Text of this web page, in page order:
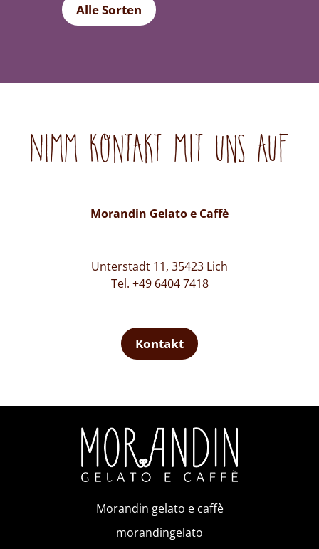
Alle Sorten
Nimm Kontakt mit uns auf
Morandin Gelato e Caffè
Unterstadt 11, 35423 Lich
Tel. +49 6404 7418
Kontakt
Morandin gelato e caffè
morandingelato